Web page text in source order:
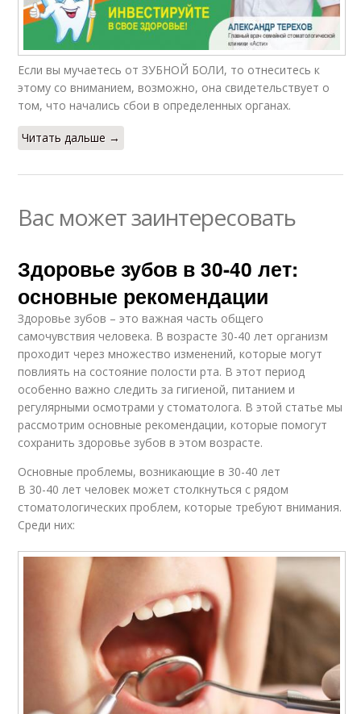
Если вы мучаетесь от ЗУБНОЙ БОЛИ, то отнеситесь к
этому со вниманием, возможно, она свидетельствует о
том, что начались сбои в определенных органах.
Читать дальше →
Вас может заинтересовать
Здоровье зубов в 30-40 лет:
основные рекомендации
Здоровье зубов – это важная часть общего
самочувствия человека. В возрасте 30-40 лет организм
проходит через множество изменений, которые могут
повлиять на состояние полости рта. В этот период
особенно важно следить за гигиеной, питанием и
регулярными осмотрами у стоматолога. В этой статье мы
рассмотрим основные рекомендации, которые помогут
сохранить здоровье зубов в этом возрасте.
Основные проблемы, возникающие в 30-40 лет
В 30-40 лет человек может столкнуться с рядом
стоматологических проблем, которые требуют внимания.
Среди них: